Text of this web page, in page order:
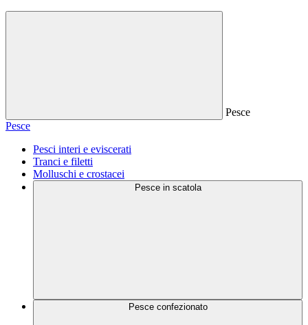
Pesce
Pesce
Pesci interi e eviscerati
Tranci e filetti
Molluschi e crostacei
Pesce in scatola
Pesce confezionato